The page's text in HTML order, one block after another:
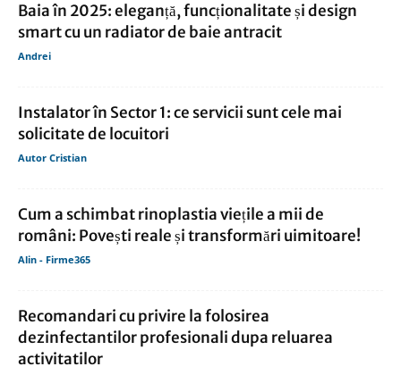
Baia în 2025: eleganță, funcționalitate și design
smart cu un radiator de baie antracit
Andrei
Instalator în Sector 1: ce servicii sunt cele mai
solicitate de locuitori
Autor Cristian
Cum a schimbat rinoplastia viețile a mii de
români: Povești reale și transformări uimitoare!
Alin - Firme365
Recomandari cu privire la folosirea
dezinfectantilor profesionali dupa reluarea
activitatilor